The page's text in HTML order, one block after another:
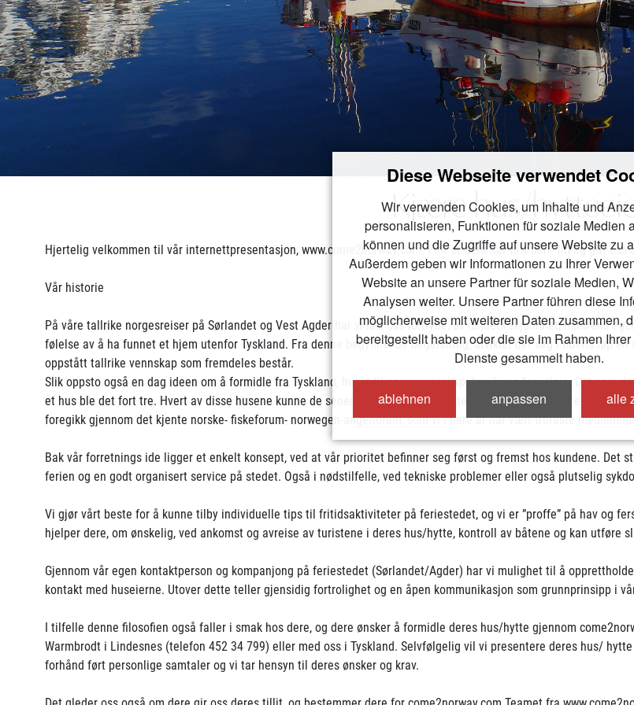
Diese Webseite verwendet
Wir verwenden Cookies, um Inhalte und
personalisieren, Funktionen für soziale Medien
können und die Zugriffe auf unsere Website zu
Außerdem geben wir Informationen zu Ihrer
Website an unsere Partner für soziale Medien,
Analysen weiter. Unsere Partner führen diese
möglicherweise mit weiteren Daten zusammen,
bereitgestellt haben oder die sie im Rahmen
Dienste gesammelt haben.
ablehnen anpassen alle
Kjære hus/
Hjertelig velkommen til vår internettpresentasjon, www.come2norway.com. Fint at dere har tatt dere tid og gitt
Vår historie
På våre tallrike norgesreiser på Sørlandet og Vest Agder har vi latt oss fortrylle, av landets skjønnhet, naturens
følelse av å ha funnet et hjem utenfor Tyskland. Fra denne begynnende begeistring, utviklet det seg i tidens løp
oppstått tallrike vennskap som fremdeles består.
Slik oppsto også en dag ideen om å formidle fra Tyskland, huset til en av vennskapsfamiliene for utleie. Det som
et hus ble det fort tre. Hvert av disse husene kunne de senere årene vise en fullstendig fullbooking i løpet av
foregikk gjennom det kjente norske- fiskeforum- norwegen-angelforum, som vi i flere år har vært trofaste
Bak vår forretnings ide ligger et enkelt konsept, ved at vår prioritet befinner seg først og fremst hos kundene.
ferien og en godt organisert service på stedet. Også i nødstilfelle, ved tekniske problemer eller også plutselig
Vi gjør vårt beste for å kunne tilby individuelle tips til fritidsaktiviteter på feriestedet, og vi er ”proffe” på hav og
hjelper dere, om ønskelig, ved ankomst og avreise av turistene i deres hus/hytte, kontroll av båtene og kan utføre
Gjennom vår egen kontaktperson og kompanjong på feriestedet (Sørlandet/Agder) har vi mulighet til å
kontakt med huseierne. Utover dette teller gjensidig fortrolighet og en åpen kommunikasjon som grunnprinsipp i
I tilfelle denne filosofien også faller i smak hos dere, og dere ønsker å formidle deres hus/hytte gjennom
Warmbrodt i Lindesnes (telefon 452 34 799) eller med oss i Tyskland. Selvfølgelig vil vi presentere deres hus/
forhånd ført personlige samtaler og vi tar hensyn til deres ønsker og krav.